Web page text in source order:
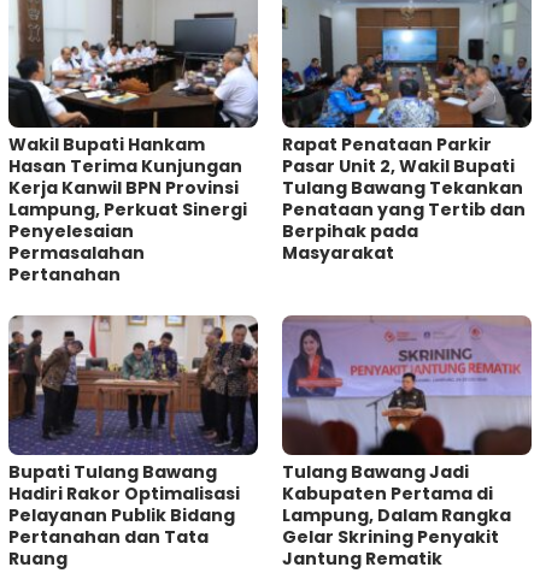
Wakil Bupati Hankam
Hasan Terima Kunjungan
Kerja Kanwil BPN Provinsi
Lampung, Perkuat Sinergi
Penyelesaian
Permasalahan
Pertanahan
Rapat Penataan Parkir
Pasar Unit 2, Wakil Bupati
Tulang Bawang Tekankan
Penataan yang Tertib dan
Berpihak pada
Masyarakat
Bupati Tulang Bawang
Hadiri Rakor Optimalisasi
Pelayanan Publik Bidang
Pertanahan dan Tata
Ruang
Tulang Bawang Jadi
Kabupaten Pertama di
Lampung, Dalam Rangka
Gelar Skrining Penyakit
Jantung Rematik